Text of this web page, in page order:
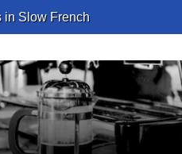
in Slow French